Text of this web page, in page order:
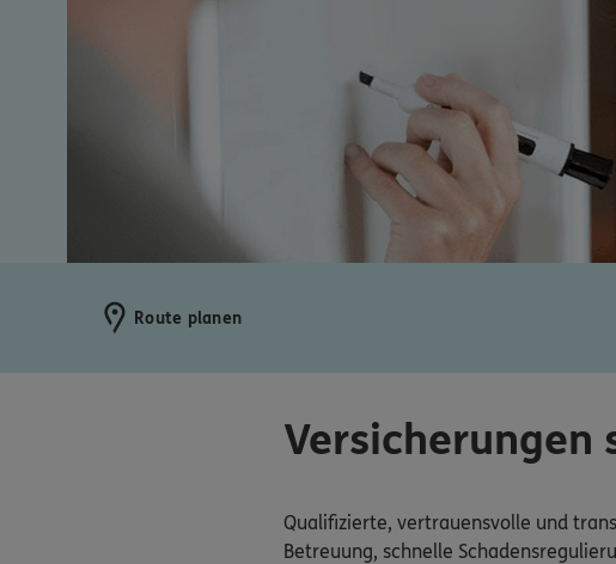
Route planen
Qualifizierte, vertrauensvolle und
Betreuung, schnelle